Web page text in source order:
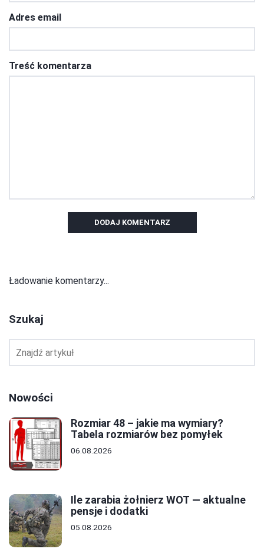
Adres email
Treść komentarza
DODAJ KOMENTARZ
Ładowanie komentarzy...
Szukaj
Nowości
Rozmiar 48 – jakie ma wymiary?
Tabela rozmiarów bez pomyłek
06.08.2026
Ile zarabia żołnierz WOT — aktualne
pensje i dodatki
05.08.2026